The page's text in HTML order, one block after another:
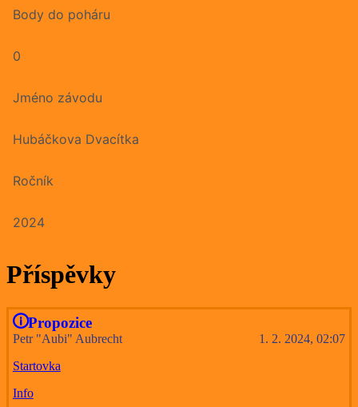
Body do poháru
0
Jméno závodu
Hubáčkova Dvacítka
Ročník
2024
Příspěvky
Propozice
Petr "Aubi" Aubrecht
1. 2. 2024, 02:07
Startovka
Info